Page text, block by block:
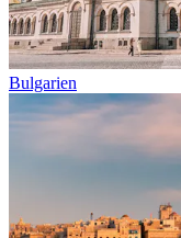
Bulgarien